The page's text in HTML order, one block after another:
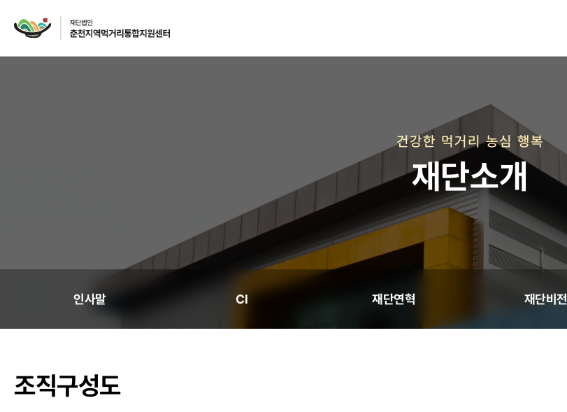
재단비전
먹거리 거버넌스 급식사업
춘천관내 학교현황
직매장 사업
건강한 먹거리 농심 행복
재단소개
인사말 CI 재단연혁 재단비전
조직구성도